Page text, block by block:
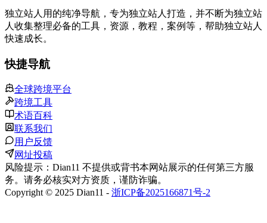
独立站人用的纯净导航，专为独立站人打造，并不断为独立站
人收集整理必备的工具，资源，教程，案例等，帮助独立站人
快速成长。
快捷导航
全球跨境平台
跨境工具
术语百科
联系我们
用户反馈
网址投稿
风险提示：Dian11 不提供或背书本网站展示的任何第三方服
务。请务必核实对方资质，谨防诈骗。
Copyright © 2025 Dian11 - 浙ICP备2025166871号-2